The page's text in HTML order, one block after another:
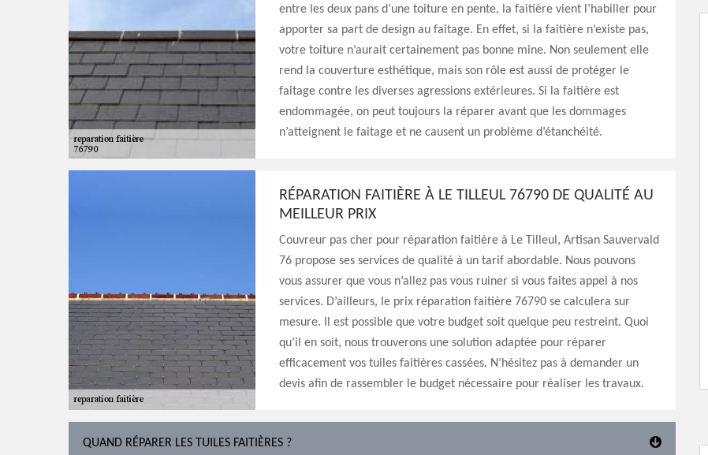
entre les deux pans d’une toiture en pente, la faitière vient l’habiller pour
apporter sa part de design au faitage. En effet, si la faitière n’existe pas,
votre toiture n’aurait certainement pas bonne mine. Non seulement elle
rend la couverture esthétique, mais son rôle est aussi de protéger le
faitage contre les diverses agressions extérieures. Si la faitière est
endommagée, on peut toujours la réparer avant que les dommages
n’atteignent le faitage et ne causent un problème d’étanchéité.
RÉPARATION FAITIÈRE À LE TILLEUL 76790 DE QUALITÉ AU
MEILLEUR PRIX
Couvreur pas cher pour réparation faitière à Le Tilleul, Artisan Sauvervald
76 propose ses services de qualité à un tarif abordable. Nous pouvons
vous assurer que vous n’allez pas vous ruiner si vous faites appel à nos
services. D’ailleurs, le prix réparation faitière 76790 se calculera sur
mesure. Il est possible que votre budget soit quelque peu restreint. Quoi
qu’il en soit, nous trouverons une solution adaptée pour réparer
efficacement vos tuiles faitières cassées. N’hésitez pas à demander un
devis afin de rassembler le budget nécessaire pour réaliser les travaux.
QUAND RÉPARER LES TUILES FAITIÈRES ?